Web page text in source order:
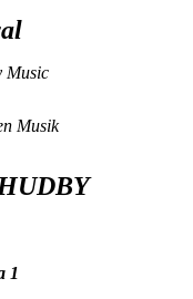
Music
Musik
HUDBY
1